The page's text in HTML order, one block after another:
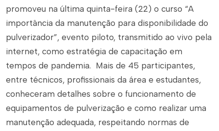
promoveu na última quinta-feira (22) o curso “A
importância da manutenção para disponibilidade do
pulverizador”, evento piloto, transmitido ao vivo pela
internet, como estratégia de capacitação em
tempos de pandemia. Mais de 45 participantes,
entre técnicos, profissionais da área e estudantes,
conheceram detalhes sobre o funcionamento de
equipamentos de pulverização e como realizar uma
manutenção adequada, respeitando normas de